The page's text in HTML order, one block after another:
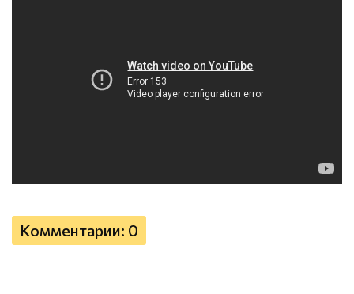
Комментарии: 0